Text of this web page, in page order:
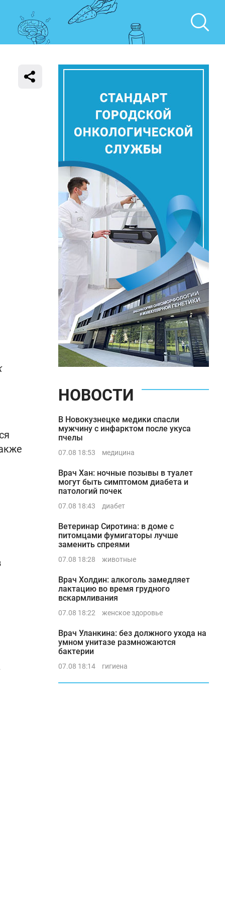
НОВОСТИ
В Новокузнецке медики спасли
мужчину с инфарктом после укуса
пчелы
07.08 18:53 медицина
Врач Хан: ночные позывы в туалет
могут быть симптомом диабета и
патологий почек
07.08 18:43 диабет
Ветеринар Сиротина: в доме с
питомцами фумигаторы лучше
заменить спреями
07.08 18:28 животные
Врач Холдин: алкоголь замедляет
лактацию во время грудного
вскармливания
07.08 18:22 женское здоровье
Врач Уланкина: без должного ухода на
умном унитазе размножаются
бактерии
07.08 18:14 гигиена